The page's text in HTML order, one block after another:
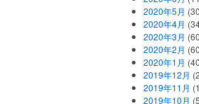
2020年5月
2020年4月
2020年3月
2020年2月
2020年1月
2019年12月
2019年11月
2019年10月